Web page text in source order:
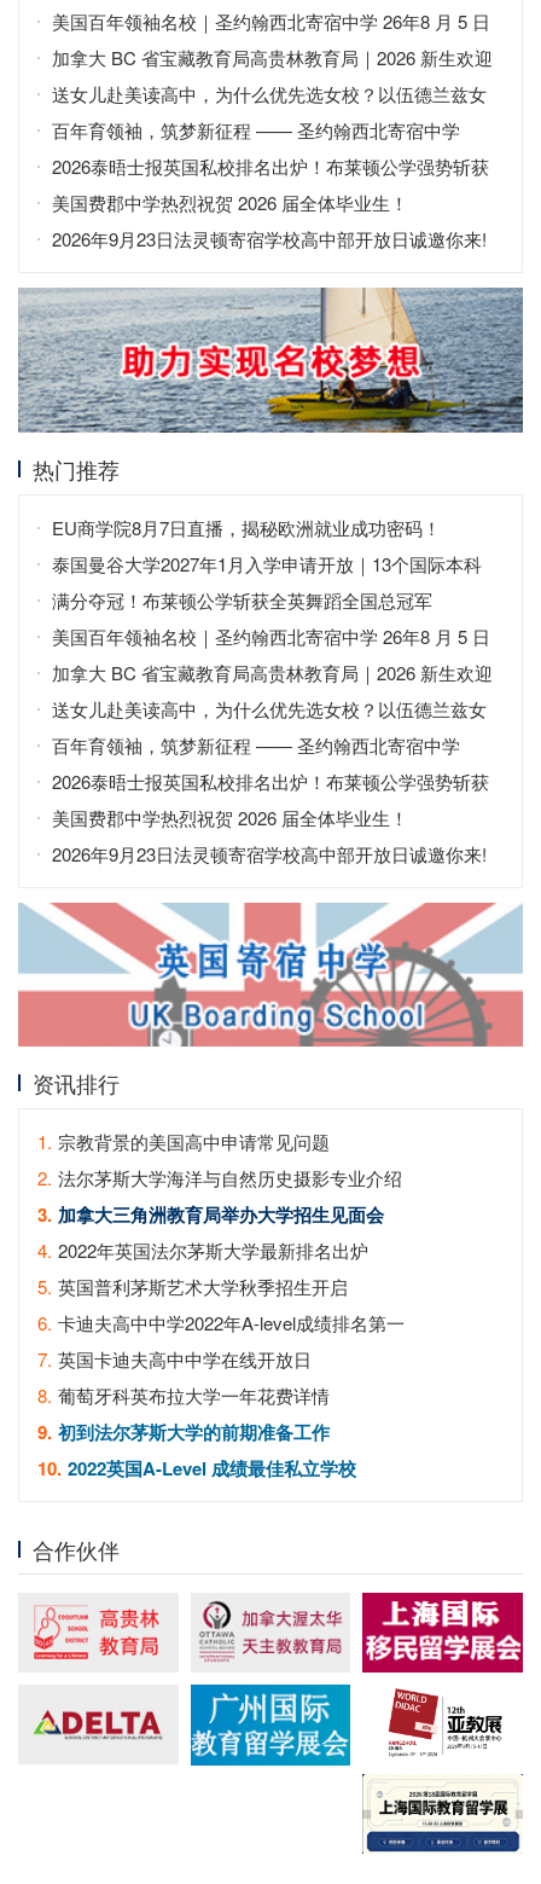
美国百年领袖名校｜圣约翰西北寄宿中学 26年8 月 5 日
免费开放日
加拿大 BC 省宝藏教育局高贵林教育局｜2026 新生欢迎
会
送女儿赴美读高中，为什么优先选女校？以伍德兰兹女
子寄宿高中为例
百年育领袖，筑梦新征程 —— 圣约翰西北寄宿中学
（SJNA）
2026泰晤士报英国私校排名出炉！布莱顿公学强势斩获
全英第二
美国费郡中学热烈祝贺 2026 届全体毕业生！
2026年9月23日法灵顿寄宿学校高中部开放日诚邀你来!
热门推荐
EU商学院8月7日直播，揭秘欧洲就业成功密码！
泰国曼谷大学2027年1月入学申请开放｜13个国际本科
+中英双语
满分夺冠！布莱顿公学斩获全英舞蹈全国总冠军
美国百年领袖名校｜圣约翰西北寄宿中学 26年8 月 5 日
免费开放日
加拿大 BC 省宝藏教育局高贵林教育局｜2026 新生欢迎
会
送女儿赴美读高中，为什么优先选女校？以伍德兰兹女
子寄宿高中为例
百年育领袖，筑梦新征程 —— 圣约翰西北寄宿中学
（SJNA）
2026泰晤士报英国私校排名出炉！布莱顿公学强势斩获
全英第二
美国费郡中学热烈祝贺 2026 届全体毕业生！
2026年9月23日法灵顿寄宿学校高中部开放日诚邀你来!
资讯排行
1. 宗教背景的美国高中申请常见问题
2. 法尔茅斯大学海洋与自然历史摄影专业介绍
3. 加拿大三角洲教育局举办大学招生见面会
4. 2022年英国法尔茅斯大学最新排名出炉
5. 英国普利茅斯艺术大学秋季招生开启
6. 卡迪夫高中中学2022年A-level成绩排名第一
7. 英国卡迪夫高中中学在线开放日
8. 葡萄牙科英布拉大学一年花费详情
9. 初到法尔茅斯大学的前期准备工作
10. 2022英国A-Level 成绩最佳私立学校
合作伙伴